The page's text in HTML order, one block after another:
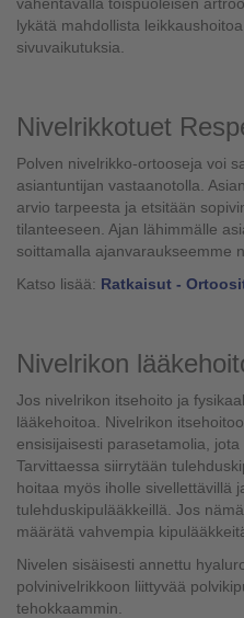
lykätä mahdollista
sivuvaikutuksia.
Nivelrikkotuet
Polven nivelrikko-ortooseja voi
asiantuntijan vastaanotolla.
arvio tarpeesta ja etsitään
tilanteeseen. Ajan lähimmälle
soittamalla ajanvaraukseemme
Katso lisää: Ratkaisut -
Nivelrikon
Jos nivelrikon itsehoito ja
lääkehoitoa. Nivelrikon
ensisijaisesti parasetamolia,
Tarvittaessa siirrytään
hoitaa myös iholle sivellettävillä
tulehduskipulääkkeillä. Jos
määrätä vahvempia
Nivelen sisäisesti annettu
polvinivelrikkoon liittyvää
tehokkaammin.